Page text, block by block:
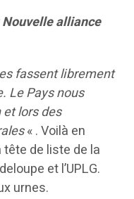
alliance
fassent librement
Le Pays nous
lors des
« . Voilà en
de liste de la
et l’UPLG.
urnes.